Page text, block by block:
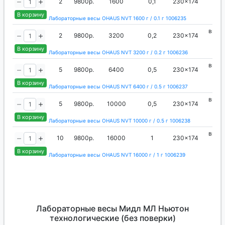
В корзину Лабораторные весы OHAUS NVT 1600 г / 0.1 г 1006235
В корзину
2 9800р. 3200 0,2 230x174
Лабораторные весы OHAUS NVT 3200 г / 0.2 г 1006236
В корзину
5 9800р. 6400 0,5 230x174
Лабораторные весы OHAUS NVT 6400 г / 0.5 г 1006237
В корзину
5 9800р. 10000 0,5 230x174
Лабораторные весы OHAUS NVT 10000 г / 0.5 г 1006238
В корзину
10 9800р. 16000 1 230x174
Лабораторные весы OHAUS NVT 16000 г / 1 г 1006239
Лабораторные весы Мидл МЛ Ньютон
технологические (без поверки)